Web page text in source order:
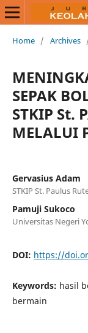
Home / Archives
SEPAK
STKIP St.
MELALUI
Gervasius Adam
STKIP St. Paulus
Pamuji Sukoco
Universitas Negeri
DOI: https://
Keywords: hasil
bermain